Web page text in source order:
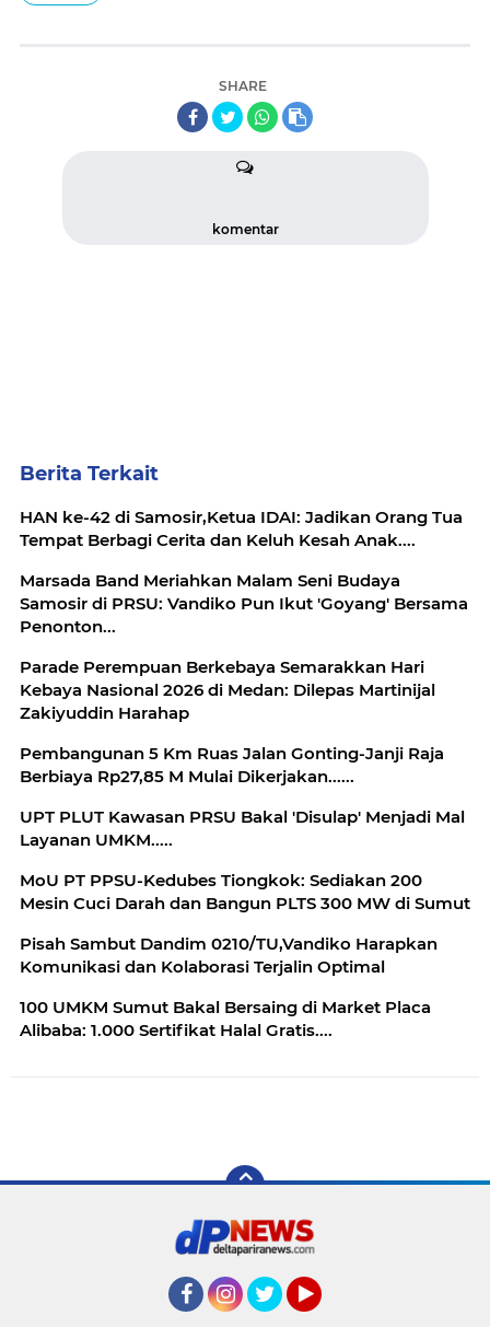
SHARE
komentar
Berita Terkait
HAN ke-42 di Samosir,Ketua IDAI: Jadikan Orang Tua
Tempat Berbagi Cerita dan Keluh Kesah Anak....
Marsada Band Meriahkan Malam Seni Budaya
Samosir di PRSU: Vandiko Pun Ikut 'Goyang' Bersama
Penonton...
Parade Perempuan Berkebaya Semarakkan Hari
Kebaya Nasional 2026 di Medan: Dilepas Martinijal
Zakiyuddin Harahap
Pembangunan 5 Km Ruas Jalan Gonting-Janji Raja
Berbiaya Rp27,85 M Mulai Dikerjakan......
UPT PLUT Kawasan PRSU Bakal 'Disulap' Menjadi Mal
Layanan UMKM.....
MoU PT PPSU-Kedubes Tiongkok: Sediakan 200
Mesin Cuci Darah dan Bangun PLTS 300 MW di Sumut
Pisah Sambut Dandim 0210/TU,Vandiko Harapkan
Komunikasi dan Kolaborasi Terjalin Optimal
100 UMKM Sumut Bakal Bersaing di Market Placa
Alibaba: 1.000 Sertifikat Halal Gratis....